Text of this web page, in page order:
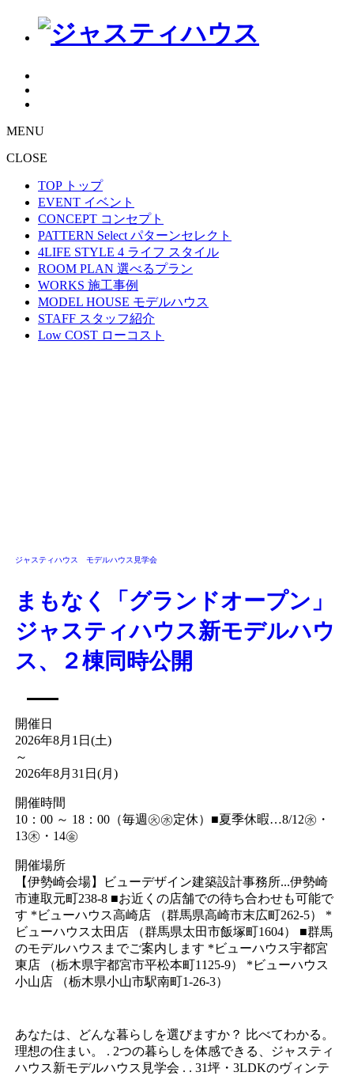
MENU
CLOSE
TOP トップ
EVENT イベント
CONCEPT コンセプト
PATTERN Select パターンセレクト
4LIFE STYLE 4 ライフ スタイル
ROOM PLAN 選べるプラン
WORKS 施工事例
MODEL HOUSE モデルハウス
STAFF スタッフ紹介
Low COST ローコスト
ジャスティハウス モデルハウス見学会
まもなく「グランドオープン」
ジャスティハウス新モデルハウ
ス、２棟同時公開
開催日
2026年8月1日(土)
～
2026年8月31日(月)
開催時間
10：00 ～ 18：00（毎週㊋㊌定休）■夏季休暇…8/12㊌・
13㊍・14㊎
開催場所
【伊勢崎会場】ビューデザイン建築設計事務所...伊勢崎
市連取元町238-8 ■お近くの店舗での待ち合わせも可能で
す *ビューハウス高崎店 （群馬県高崎市末広町262-5） *
ビューハウス太田店 （群馬県太田市飯塚町1604） ■群馬
のモデルハウスまでご案内します *ビューハウス宇都宮
東店 （栃木県宇都宮市平松本町1125-9） *ビューハウス
小山店 （栃木県小山市駅南町1-26-3）
あなたは、どんな暮らしを選びますか？ 比べてわかる。
理想の住まい。 . 2つの暮らしを体感できる、ジャスティ
ハウス新モデルハウス見学会 . . 31坪・3LDKのヴィンテ